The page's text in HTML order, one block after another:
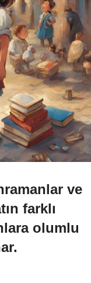
ve
farklı
olumlu